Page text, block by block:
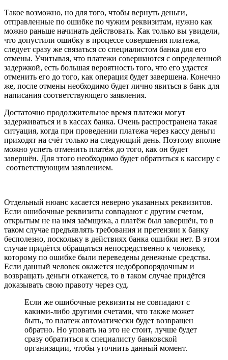
Такое возможно, но для того, чтобы вернуть деньги,
отправленные по ошибке по чужим реквизитам, нужно как
можно раньше начинать действовать. Как только вы увидели,
что допустили ошибку в процессе совершения платежа,
следует сразу же связаться со специалистом банка для его
отмены. Учитывая, что платежи совершаются с определенной
задержкой, есть большая вероятность того, что его удастся
отменить его до того, как операция будет завершена. Конечно
же, после отмены необходимо будет лично явиться в банк для
написания соответствующего заявления.
Достаточно продолжительное время платежи могут
задерживаться и в кассах банка. Очень распространена такая
ситуация, когда при проведении платежа через кассу деньги
приходят на счёт только на следующий день. Поэтому вполне
можно успеть отменить платёж до того, как он будет
завершён. Для этого необходимо будет обратиться к кассиру с
соответствующим заявлением.
Отдельный нюанс касается неверно указанных реквизитов.
Если ошибочные реквизиты совпадают с другим счетом,
открытым не на имя заёмщика, а платёж был завершён, то в
таком случае предъявлять требования и претензии к банку
бесполезно, поскольку в действиях банка ошибки нет. В этом
случае придётся обращаться непосредственно к человеку,
которому по ошибке были переведены денежные средства.
Если данный человек окажется недобропорядочным и
возвращать деньги откажется, то в таком случае придётся
доказывать свою правоту через суд.
Если же ошибочные реквизиты не совпадают с
какими-либо другими счетами, что также может
быть, то платеж автоматически будет возвращен
обратно. Но уповать на это не стоит, лучше будет
сразу обратиться к специалисту банковской
организации, чтобы уточнить данный момент.